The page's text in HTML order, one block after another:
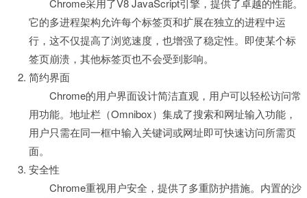
Chrome采用了V8 JavaScript引擎，提供了卓越的性能。
它的多进程架构允许每个标签页和扩展在独立的进程中运
行，这不仅提高了浏览速度，也增强了稳定性。即使某个标
签页崩溃，其他标签页也不会受到影响。
简约界面
Chrome的用户界面设计简洁直观，用户可以轻松访问常
用功能。地址栏（Omnibox）集成了搜索和网址输入功能，
用户只需在同一框中输入关键词或网址即可快速访问所需页
面。
安全性
Chrome重视用户安全，提供了多重防护措施。内置的沙